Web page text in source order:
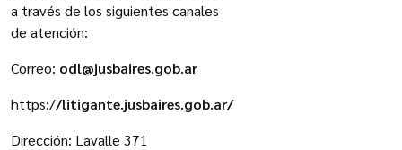
a través de los siguientes canales
de atención:
Correo: odl@jusbaires.gob.ar
https://litigante.jusbaires.gob.ar/
Dirección: Lavalle 371